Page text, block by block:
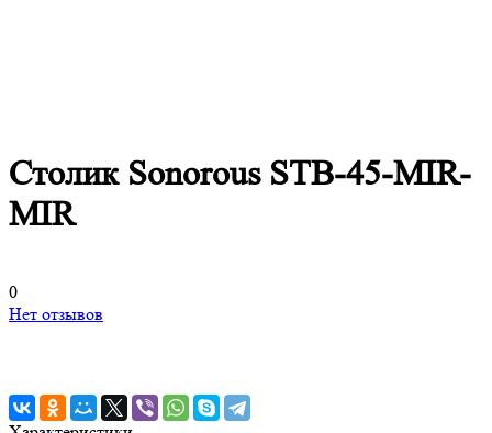
Столик Sonorous STB-45-MIR-
MIR
0
Нет отзывов